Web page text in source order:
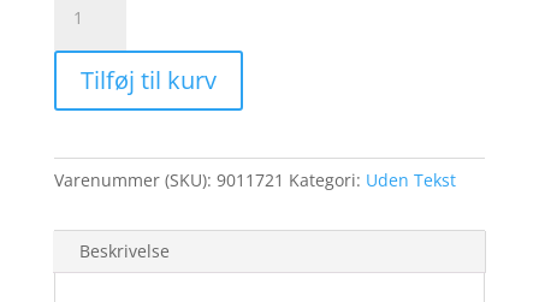
Opstilling
Vin
stk.)
antal
Tilføj til kurv
Varenummer (SKU): 9011721 Kategori: Uden Tekst
Beskrivelse